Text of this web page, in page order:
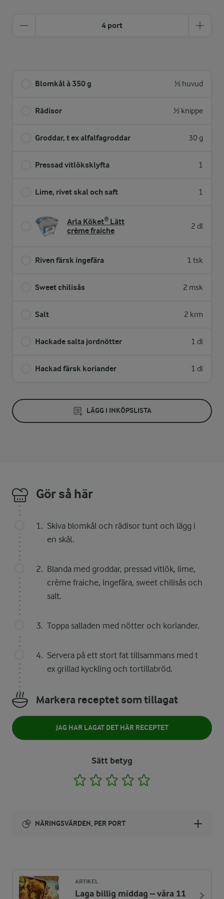
4 port
Blomkål à 350 g ½ huvud
Rädisor ½ knippe
Groddar, t ex alfalfagroddar 30 g
Pressad vitlöksklyfta 1
Lime, rivet skal och saft 1
Arla Köket® Lätt
crème fraiche
2 dl
Riven färsk ingefära 1 tsk
Sweet chilisås 2 msk
Salt 2 krm
Hackade salta jordnötter 1 dl
Hackad färsk koriander 1 dl
LÄGG I INKÖPSLISTA
Gör så här
Skiva blomkål och rädisor tunt och lägg i
en skål.
Blanda med groddar, pressad vitlök, lime,
crème fraiche, ingefära, sweet chilisås och
salt.
Toppa salladen med nötter och koriander.
Servera på ett stort fat tillsammans med t
ex grillad kyckling och tortillabröd.
Markera receptet som tillagat
JAG HAR LAGAT DET HÄR RECEPTET
Sätt betyg
1 2 3 4
NÄRINGSVÄRDEN, PER PORT
ARTIKEL
Laga billig middag – våra 11